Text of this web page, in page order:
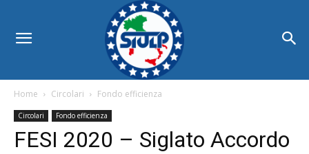
Home Circolari Fondo efficienza
Circolari Fondo efficienza
FESI 2020 – Siglato Accordo